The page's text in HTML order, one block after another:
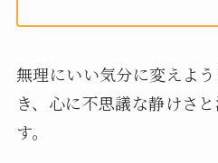
無理にいい気分に変えよ
き、心に不思議な静けさ
す。